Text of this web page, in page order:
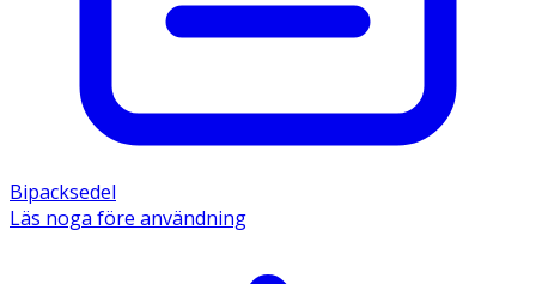
Bipacksedel
Läs noga före användning